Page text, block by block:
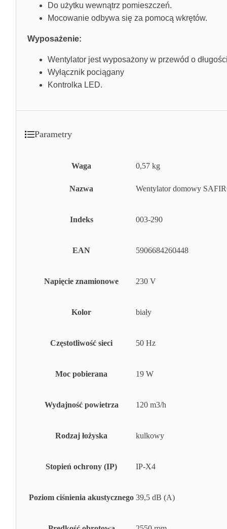
Do użytku wewnątrz pomieszczeń.
Mocowanie odbywa się za pomocą wkrętów.
Wyposażenie:
Wentylator jest wyposażony w przewód o
Wyłącznik pociągany
Kontrolka LED.
Parametry
Waga 0,57 kg
Nazwa Wentylator domowy
Indeks 003-290
EAN 5906684260448
Napięcie znamionowe 230 V
Kolor biały
Częstotliwość sieci 50 Hz
Moc pobierana 19 W
Wydajność powietrza 120 m3/h
Rodzaj łożyska kulkowy
Stopień ochrony (IP) IP-X4
Poziom ciśnienia akustycznego 39,5 dB (A)